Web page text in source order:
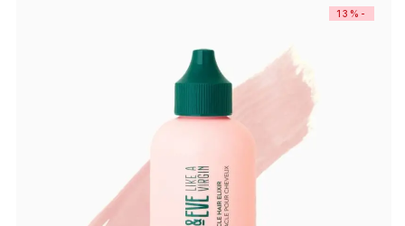
-13%
Remember me
Create an account